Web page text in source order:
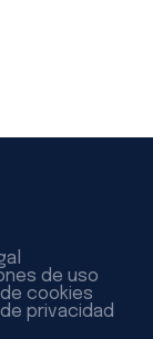
de uso
cookies
privacidad